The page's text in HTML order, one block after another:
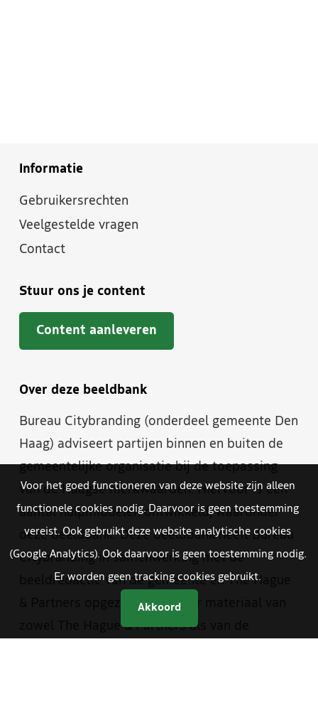
Informatie
Gebruikersrechten
Veelgestelde vragen
Contact
Stuur ons je content
Content aanleveren
Over deze beeldbank
Bureau Citybranding (onderdeel gemeente Den
Haag) adviseert partijen binnen en buiten de
gemeentelijke organisatie bij de toepassing
van de Haagse merkwaarden. Hiervoor is een
aantal hulpmiddelen ontwikkeld, waaronder
deze beeldbank. Deze beeldbank heeft Bureau
Citybranding in samenwerking met de
beeldredactie van de gemeente en The Hague
& Partners opgezet. Je vindt er materiaal van
zowel The Hague & Partners als van de
Voor het goed functioneren van deze website zijn alleen
functionele cookies nodig. Daarvoor is geen toestemming
vereist. Ook gebruikt deze website analytische cookies
(Google Analytics). Ook daarvoor is geen toestemming nodig.
Er worden geen tracking cookies gebruikt.
Akkoord